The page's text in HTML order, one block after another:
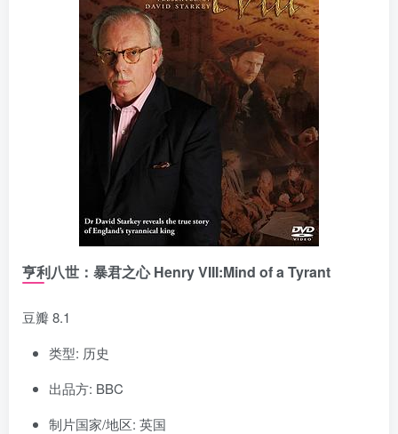
亨利八世：暴君之心 Henry VIII:Mind of a Tyrant
豆瓣 8.1
类型: 历史
出品方: BBC
制片国家/地区: 英国